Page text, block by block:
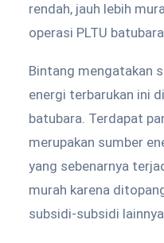
rendah, jauh lebih
operasi PLTU
Bintang mengatakan
energi terbarukan ini
batubara. Terdapat
merupakan sumber
yang sebenarnya
murah karena
subsidi-subsidi